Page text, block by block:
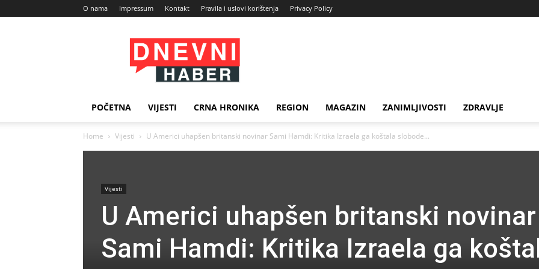
O nama Impressum Kontakt Pravila i uslovi korištenja Privacy Policy
Dnevni
Haber
POČETNA VIJESTI CRNA HRONIKA REGION MAGAZIN ZANIMLJIVOSTI ZDRAVLJE
Home Vijesti U Americi uhapšen britanski novinar Sami Hamdi: Kritika Izraela ga koštala slobode...
Vijesti
U Americi uhapšen britanski novinar
Sami Hamdi: Kritika Izraela ga